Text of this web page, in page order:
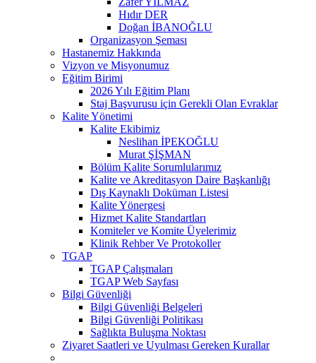
Hıdır DER
Doğan İBANOĞLU
Organizasyon Şeması
Hastanemiz Hakkında
Vizyon ve Misyonumuz
Eğitim Birimi
2026 Yılı Eğitim Planı
Staj Başvurusu için Gerekli Olan Evraklar
Kalite Yönetimi
Kalite Ekibimiz
Neslihan İPEKOĞLU
Murat ŞİŞMAN
Bölüm Kalite Sorumlularımız
Kalite ve Akreditasyon Daire Başkanlığı
Dış Kaynaklı Doküman Listesi
Kalite Yönergesi
Hizmet Kalite Standartları
Komiteler ve Komite Üyelerimiz
Klinik Rehber Ve Protokoller
TGAP
TGAP Çalışmaları
TGAP Web Sayfası
Bilgi Güvenliği
Bilgi Güvenliği Belgeleri
Bilgi Güvenliği Politikası
Sağlıkta Buluşma Noktası
Ziyaret Saatleri ve Uyulması Gereken Kurallar